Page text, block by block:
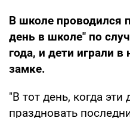
В школе проводился
день в школе" по
года, и дети играли в
замке.
"В тот день, когда
праздновать